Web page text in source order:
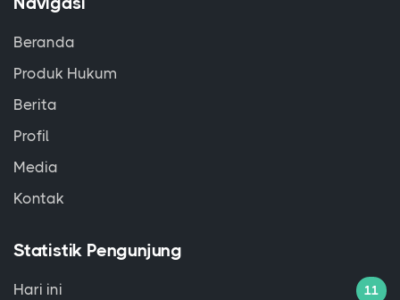
Beranda
Produk Hukum
Berita
Profil
Media
Kontak
Statistik Pengunjung
Hari ini 11